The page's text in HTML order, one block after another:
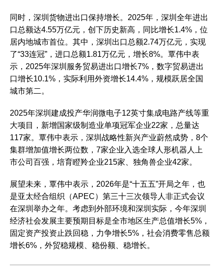
同时，深圳货物进出口保持增长。2025年，深圳全年进出
口总额达4.55万亿元，创下历史新高，同比增长1.4%，位
居内地城市首位。其中，深圳出口总额2.74万亿元，实现
了“33连冠”，进口总额1.81万亿元，增长8%。覃伟中表
示，2025年深圳服务贸易进出口增长7%，数字贸易进出
口增长10.1%，实际利用外资增长14.4%，规模跃居全国
城市第二。
2025年深圳建成投产华润微电子12英寸集成电路产线等重
大项目，新增国家级制造业单项冠军企业22家，总量达
117家。覃伟中表示，深圳战略性新兴产业蔚然成势，8个
集群增加值增长两位数，7家企业入选全球人形机器人上
市公司百强，培育瞪羚企业215家、独角兽企业42家。
展望未来，覃伟中表示，2026年是“十五五”开局之年，也
是亚太经合组织（APEC）第三十三次领导人非正式会议
在深圳举办之年。考虑到外部环境和深圳实际，今年深圳
经济社会发展主要预期目标是全市地区生产总值增长5%，
固定资产投资止跌回稳，力争增长5%，社会消费零售总额
增长6%，外贸稳规模、稳份额、稳增长。